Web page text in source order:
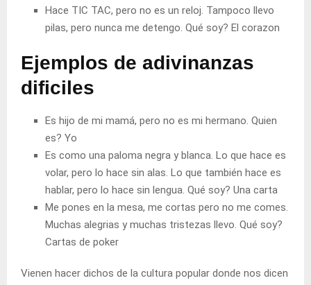
Hace TIC TAC, pero no es un reloj. Tampoco llevo
pilas, pero nunca me detengo. Qué soy? El corazon
Ejemplos de adivinanzas
dificiles
Es hijo de mi mamá, pero no es mi hermano. Quien
es? Yo
Es como una paloma negra y blanca. Lo que hace es
volar, pero lo hace sin alas. Lo que también hace es
hablar, pero lo hace sin lengua. Qué soy? Una carta
Me pones en la mesa, me cortas pero no me comes.
Muchas alegrias y muchas tristezas llevo. Qué soy?
Cartas de poker
Vienen hacer dichos de la cultura popular donde nos dicen